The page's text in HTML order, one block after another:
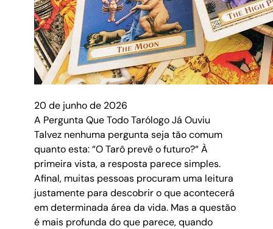
20 de junho de 2026
A Pergunta Que Todo Tarólogo Já Ouviu
Talvez nenhuma pergunta seja tão comum
quanto esta: “O Tarô prevê o futuro?“ À
primeira vista, a resposta parece simples.
Afinal, muitas pessoas procuram uma leitura
justamente para descobrir o que acontecerá
em determinada área da vida. Mas a questão
é mais profunda do que parece, quando